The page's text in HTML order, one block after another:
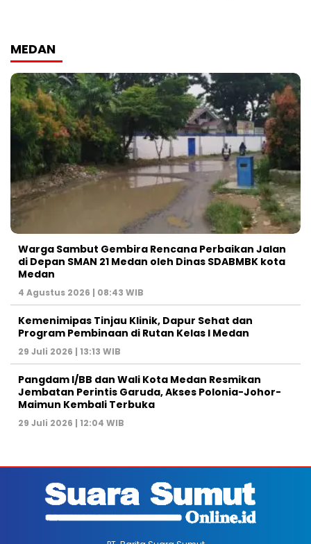
MEDAN
Warga Sambut Gembira Rencana Perbaikan Jalan
di Depan SMAN 21 Medan oleh Dinas SDABMBK kota
Medan
4 Agustus 2026 | 08:43 WIB
Kemenimipas Tinjau Klinik, Dapur Sehat dan
Program Pembinaan di Rutan Kelas I Medan
29 Juli 2026 | 13:13 WIB
Pangdam I/BB dan Wali Kota Medan Resmikan
Jembatan Perintis Garuda, Akses Polonia-Johor-
Maimun Kembali Terbuka
29 Juli 2026 | 12:04 WIB